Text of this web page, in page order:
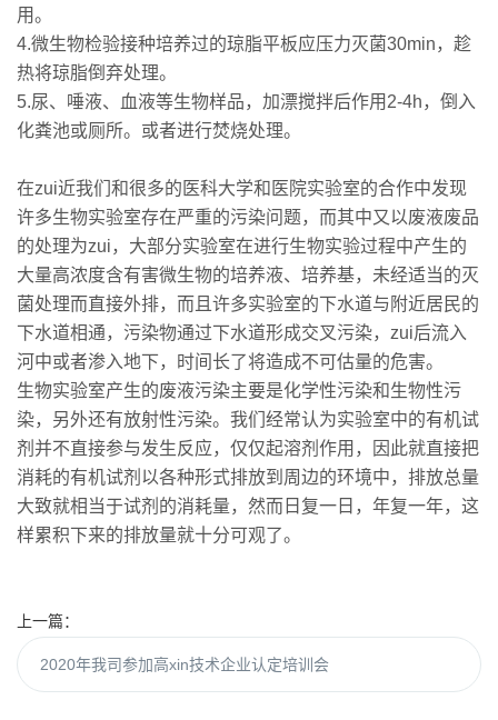
用。
4.微生物检验接种培养过的琼脂平板应压力灭菌30min，趁
热将琼脂倒弃处理。
5.尿、唾液、血液等生物样品，加漂搅拌后作用2-4h，倒入
化粪池或厕所。或者进行焚烧处理。
在zui近我们和很多的医科大学和医院实验室的合作中发现
许多生物实验室存在严重的污染问题，而其中又以废液废品
的处理为zui，大部分实验室在进行生物实验过程中产生的
大量高浓度含有害微生物的培养液、培养基，未经适当的灭
菌处理而直接外排，而且许多实验室的下水道与附近居民的
下水道相通，污染物通过下水道形成交叉污染，zui后流入
河中或者渗入地下，时间长了将造成不可估量的危害。
生物实验室产生的废液污染主要是化学性污染和生物性污
染，另外还有放射性污染。我们经常认为实验室中的有机试
剂并不直接参与发生反应，仅仅起溶剂作用，因此就直接把
消耗的有机试剂以各种形式排放到周边的环境中，排放总量
大致就相当于试剂的消耗量，然而日复一日，年复一年，这
样累积下来的排放量就十分可观了。
上一篇：
2020年我司参加高xin技术企业认定培训会